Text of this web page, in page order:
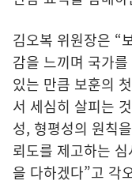
김오복 위원장은 “
감을 느끼며 국가
있는 만큼 보훈의
서 세심히 살피는
성, 형평성의 원칙
뢰도를 제고하는
을 다하겠다”고 각